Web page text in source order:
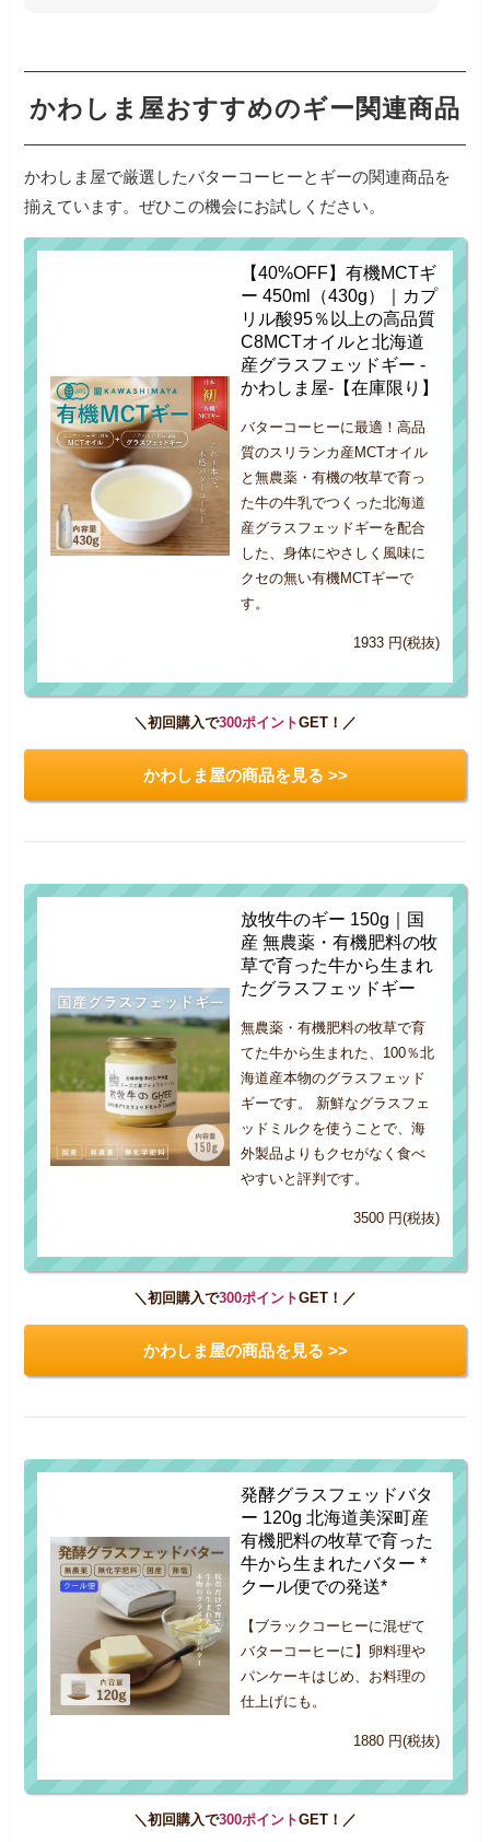
かわしま屋おすすめのギー関連商品
かわしま屋で厳選したバターコーヒーとギーの関連商品を
揃えています。ぜひこの機会にお試しください。
【40%OFF】有機MCTギ
ー 450ml（430g）｜カプ
リル酸95％以上の高品質
C8MCTオイルと北海道
産グラスフェッドギー -
かわしま屋-【在庫限り】
バターコーヒーに最適！高品
質のスリランカ産MCTオイル
と無農薬・有機の牧草で育っ
た牛の牛乳でつくった北海道
産グラスフェッドギーを配合
した、身体にやさしく風味に
クセの無い有機MCTギーで
す。
1933 円(税抜)
＼初回購入で300ポイントGET！／
かわしま屋の商品を見る >>
放牧牛のギー 150g｜国
産 無農薬・有機肥料の牧
草で育った牛から生まれ
たグラスフェッドギー
無農薬・有機肥料の牧草で育
てた牛から生まれた、100％北
海道産本物のグラスフェッド
ギーです。 新鮮なグラスフェ
ッドミルクを使うことで、海
外製品よりもクセがなく食べ
やすいと評判です。
3500 円(税抜)
＼初回購入で300ポイントGET！／
かわしま屋の商品を見る >>
発酵グラスフェッドバタ
ー 120g 北海道美深町産
有機肥料の牧草で育った
牛から生まれたバター *
クール便での発送*
【ブラックコーヒーに混ぜて
バターコーヒーに】卵料理や
パンケーキはじめ、お料理の
仕上げにも。
1880 円(税抜)
＼初回購入で300ポイントGET！／